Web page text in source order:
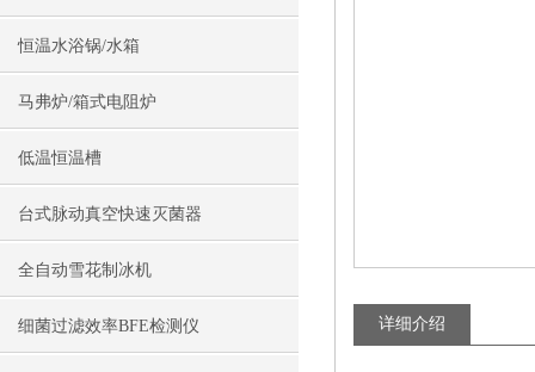
恒温水浴锅/水箱
马弗炉/箱式电阻炉
低温恒温槽
台式脉动真空快速灭菌器
全自动雪花制冰机
细菌过滤效率BFE检测仪 详细介绍